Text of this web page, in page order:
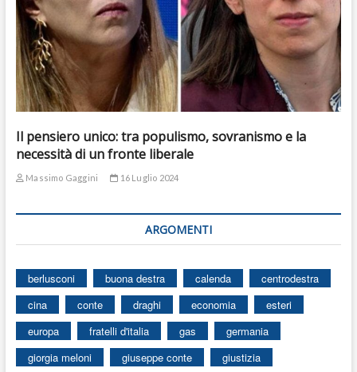
Il pensiero unico: tra populismo, sovranismo e la
necessità di un fronte liberale
Massimo Gaggini 16 Luglio 2024
ARGOMENTI
berlusconi buona destra calenda
centrodestra
cina
conte draghi economia
esteri
europa
fratelli d'italia gas
germania
giorgia meloni
giuseppe conte
giustizia